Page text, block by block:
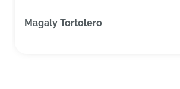
Magaly Tortolero